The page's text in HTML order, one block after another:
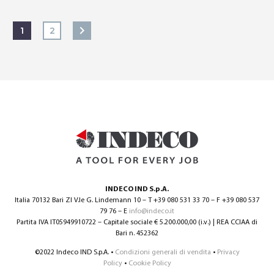
1 2
INDECO IND S.p.A.
Italia 70132 Bari ZI V.le G. Lindemann 10 – T +39 080 531 33 70 – F +39 080 537
79 76 – E info@indeco.it
Partita IVA IT05949910722 – Capitale sociale € 5.200.000,00 (i.v.) | REA CCIAA di
Bari n. 452362
©2022 Indeco IND S.p.A. • Condizioni generali di vendita • Privacy
Policy• Cookie Policy